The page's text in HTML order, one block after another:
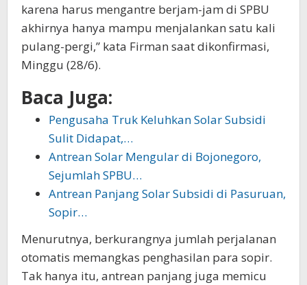
karena harus mengantre berjam-jam di SPBU
akhirnya hanya mampu menjalankan satu kali
pulang-pergi,” kata Firman saat dikonfirmasi,
Minggu (28/6).
Baca Juga:
Pengusaha Truk Keluhkan Solar Subsidi
Sulit Didapat,…
Antrean Solar Mengular di Bojonegoro,
Sejumlah SPBU…
Antrean Panjang Solar Subsidi di Pasuruan,
Sopir…
Menurutnya, berkurangnya jumlah perjalanan
otomatis memangkas penghasilan para sopir.
Tak hanya itu, antrean panjang juga memicu